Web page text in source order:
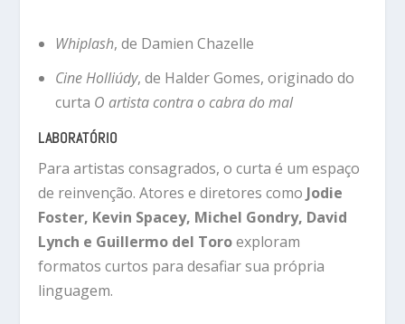
Whiplash, de Damien Chazelle
Cine Holliúdy, de Halder Gomes, originado do
curta O artista contra o cabra do mal
LABORATÓRIO
Para artistas consagrados, o curta é um espaço
de reinvenção. Atores e diretores como Jodie
Foster, Kevin Spacey, Michel Gondry, David
Lynch e Guillermo del Toroexploram
formatos curtos para desafiar sua própria
linguagem.